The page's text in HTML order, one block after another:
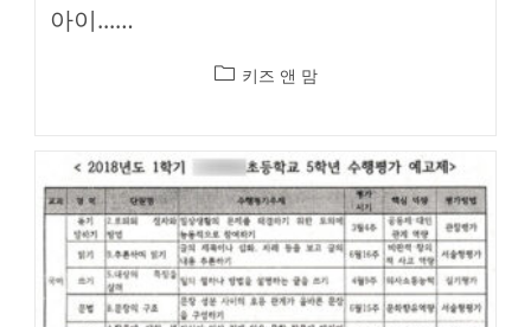
아이...…
Post키즈 앤 맘